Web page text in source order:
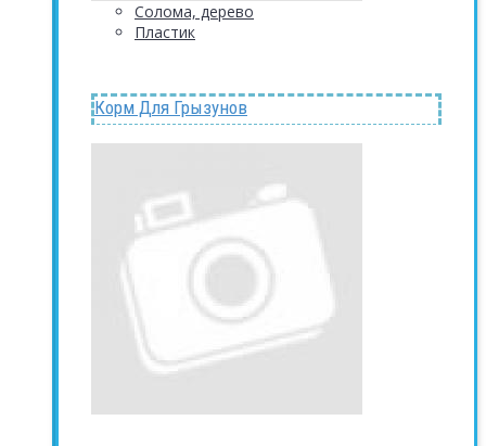
Солома, дерево
Пластик
Корм Для Грызунов